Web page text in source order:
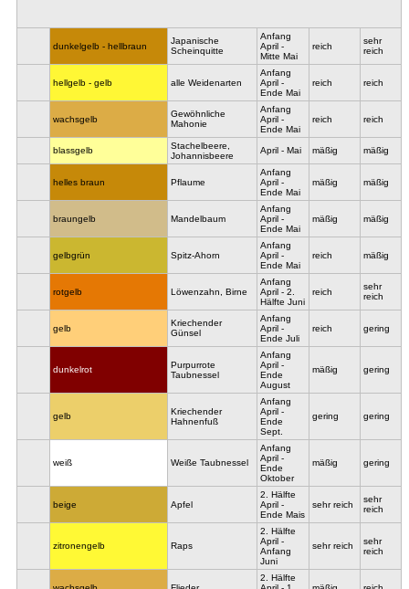
dunkelgelb - hellbraun
Japanische
Scheinquitte
Anfang
April -
Mitte Mai
reich
sehr
reich
hellgelb - gelb alle Weidenarten
Anfang
April -
Ende Mai
reich reich
wachsgelb
Gewöhnliche
Mahonie
Anfang
April -
Ende Mai
reich reich
blassgelb
Stachelbeere,
Johannisbeere
April - Mai mäßig mäßig
helles braun Pflaume
Anfang
April -
Ende Mai
mäßig mäßig
braungelb Mandelbaum
Anfang
April -
Ende Mai
mäßig mäßig
gelbgrün Spitz-Ahorn
Anfang
April -
Ende Mai
reich mäßig
rotgelb Löwenzahn, Birne
Anfang
April - 2.
Hälfte Juni
reich
sehr
reich
gelb
Kriechender
Günsel
Anfang
April -
Ende Juli
reich gering
dunkelrot
Purpurrote
Taubnessel
Anfang
April -
Ende
August
mäßig gering
gelb
Kriechender
Hahnenfuß
Anfang
April -
Ende
Sept.
gering gering
weiß Weiße Taubnessel
Anfang
April -
Ende
Oktober
mäßig gering
beige Apfel
2. Hälfte
April -
Ende Mais
sehr reich
sehr
reich
zitronengelb Raps
2. Hälfte
April -
Anfang
Juni
sehr reich
sehr
reich
2. Hälfte